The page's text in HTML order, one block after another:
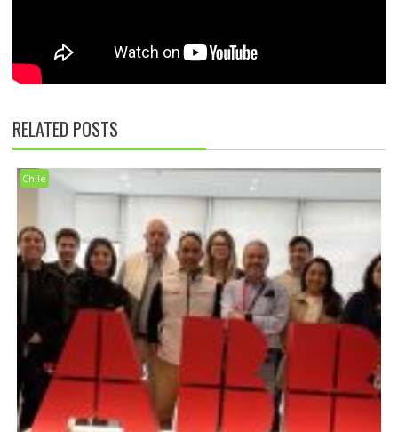
RELATED POSTS
Chile